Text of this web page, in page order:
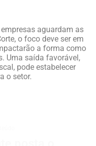
aguardam as
o foco deve ser em
a forma como
Uma saída favorável,
pode estabelecer
o setor.